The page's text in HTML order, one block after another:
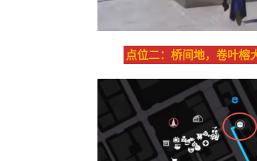
点位二：桥间地，卷叶榕